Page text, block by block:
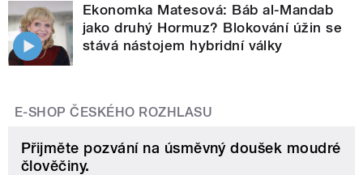
Ekonomka Matesová: Báb al-Mandab
jako druhý Hormuz? Blokování úžin se
stává nástojem hybridní války
E-SHOP ČESKÉHO ROZHLASU
Přijměte pozvání na úsměvný doušek moudré
člověčiny.